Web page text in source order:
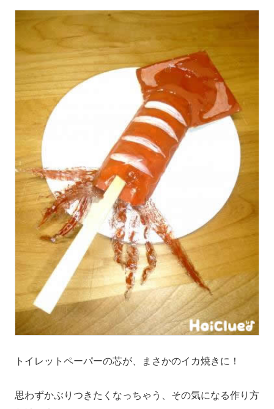
トイレットペーパーの芯が、まさかのイカ焼きに！
思わずかぶりつきたくなっちゃう、その気になる作り方